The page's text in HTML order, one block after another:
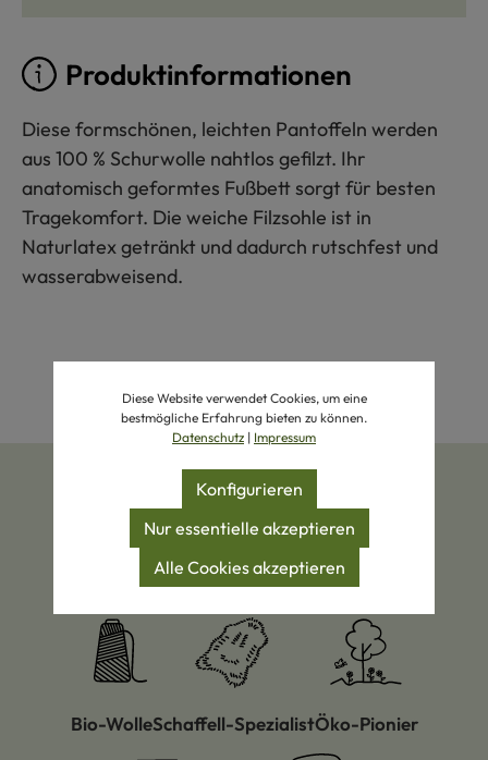
Produktinformationen
Diese formschönen, leichten Pantoffeln werden
aus 100 % Schurwolle nahtlos gefilzt. Ihr
anatomisch geformtes Fußbett sorgt für besten
Tragekomfort. Die weiche Filzsohle ist in
Naturlatex getränkt und dadurch rutschfest und
wasserabweisend.
Bio-WolleSchaffell-SpezialistÖko-Pionier
Diese Website verwendet Cookies, um eine
bestmögliche Erfahrung bieten zu können.
Datenschutz | Impressum
Nur essentielle akzeptieren
Konfigurieren
Alle Cookies akzeptieren